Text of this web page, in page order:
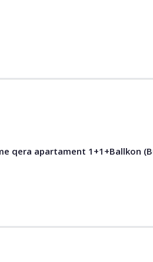
qera apartament 1+1+Ballkon